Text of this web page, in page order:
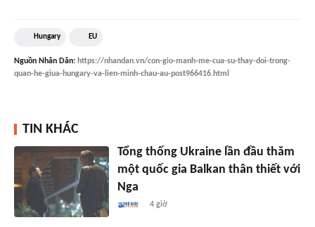
Hungary EU
Nguồn Nhân Dân: https://nhandan.vn/con-gio-manh-me-cua-su-thay-doi-trong-
quan-he-giua-hungary-va-lien-minh-chau-au-post966416.html
TIN KHÁC
Tổng thống Ukraine lần đầu thăm
một quốc gia Balkan thân thiết với
Nga
4 giờ